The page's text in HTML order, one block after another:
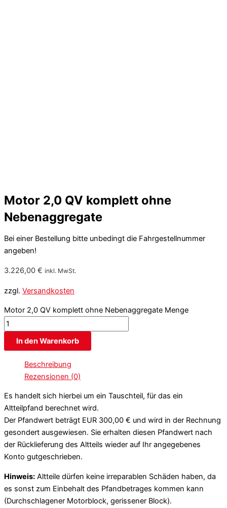
Motor 2,0 QV komplett ohne
Nebenaggregate
Bei einer Bestellung bitte unbedingt die Fahrgestellnummer
angeben!
3.226,00 € inkl. MwSt.
zzgl. Versandkosten
Motor 2,0 QV komplett ohne Nebenaggregate Menge
In den Warenkorb
Beschreibung
Rezensionen (0)
Es handelt sich hierbei um ein Tauschteil, für das ein
Altteilpfand berechnet wird.
Der Pfandwert beträgt EUR 300,00 € und wird in der Rechnung
gesondert ausgewiesen. Sie erhalten diesen Pfandwert nach
der Rücklieferung des Altteils wieder auf Ihr angegebenes
Konto gutgeschrieben.
Hinweis: Altteile dürfen keine irreparablen Schäden haben, da
es sonst zum Einbehalt des Pfandbetrages kommen kann
(Durchschlagener Motorblock, gerissener Block).